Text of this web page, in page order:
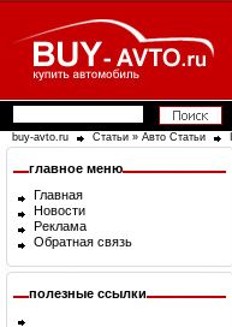
buy-avto.ru Статьи » Авто Статьи
главное меню
Главная
Новости
Реклама
Обратная связь
полезные ссылки